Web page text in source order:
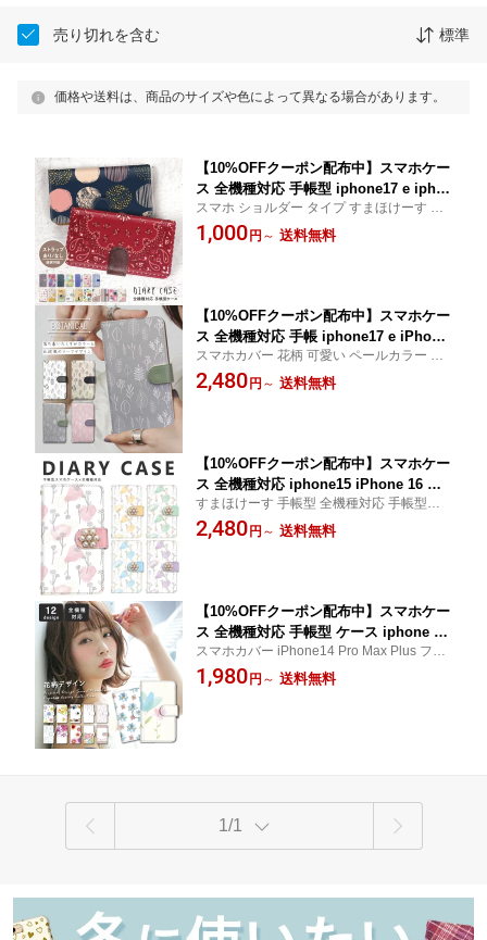
売り切れを含む 標準
価格や送料は、商品のサイズや色によって異なる場合があります。
【10%OFFクーポン配布中】スマホケー
ス 全機種対応 手帳型 iphone17 e ipho
ne15 Pro Max iphone se iphone 15 ケ
ース スマホカバー 携帯 ケース カバー
スマホ ショルダー タイプ すまほけーす 手
帳型 チェック ドット柄 ペイズリー 手書き
galaxy a53 basio4 iphonese 第3世代 arrow
1,000 円 ～ 送料無料
【10%OFFクーポン配布中】スマホケー
ス 全機種対応 手帳 iphone17 e iPhone
SE3 iphone15 手帳 北欧 かんたんスマ
ホ2 ケース oppo Xperia 1v 10v 5v gala
スマホカバー 花柄 可愛い ペールカラー 大
人かわいい カバー アイフォン 手帳型すま
ほけーす xperia かんたんスマホ2 oppo ren
2,480 円 ～ 送料無料
【10%OFFクーポン配布中】スマホケー
ス 全機種対応 iphone15 iPhone 16 ケ
ース スマホ ケース iphone14 手帳 xper
ia ace iii so-53c ケース galaxy a53 ケ
すまほけーす 手帳型 全機種対応 手帳型ケ
ース 水彩風 花柄 フラワー flower パステル
カラーすまほけーす xperia ace iii so-53c ケ
2,480 円 ～ 送料無料
【10%OFFクーポン配布中】スマホケー
ス 全機種対応 手帳型 ケース iphone 14
13 iphonese SE3 スマホ カバー 携帯
花柄 花 柄 スマホカバー iphone17 e 手
スマホカバー iPhone14 Pro Max Plus フラ
ワー 手描き かわいい 北欧 アクオス アイフ
ォン 水彩 ガーリー 淡い すまほけーす aquo
1,980 円 ～ 送料無料
1/1